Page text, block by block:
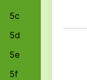
5c
5d
5e
5f